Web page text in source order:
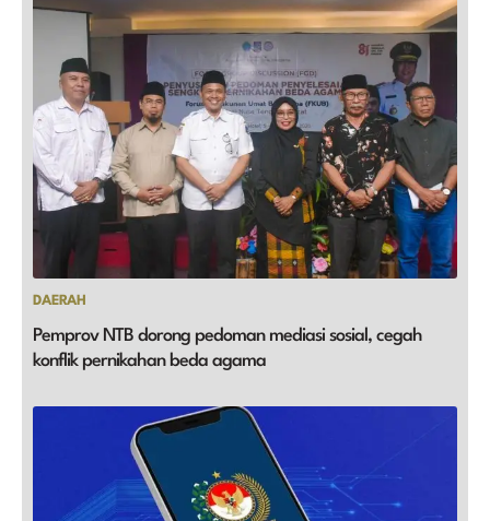
DAERAH
Pemprov NTB dorong pedoman mediasi sosial, cegah
konflik pernikahan beda agama